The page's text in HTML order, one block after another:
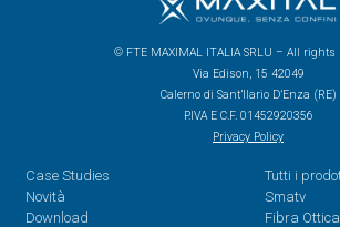
© FTE MAXIMAL ITALIA SRLU – All rights
Via Edison, 15 42049
Calerno di Sant’Ilario D’Enza (RE)
P.IVA E C.F. 01452920356
Privacy Policy
Case Studies
Novità
Download
Tutti i
Smatv
Fibra Ottica